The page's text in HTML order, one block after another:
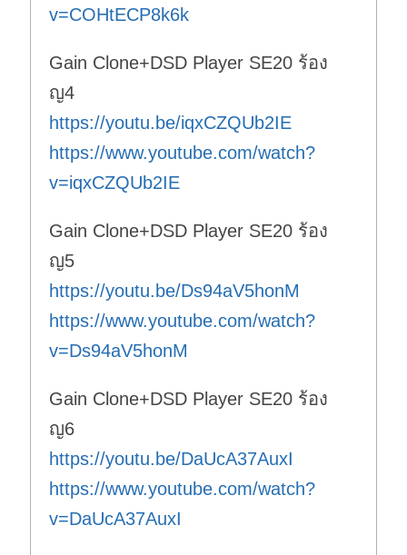
v=COHtECP8k6k
Gain Clone+DSD Player SE20 ร้อง
ญ4
https://youtu.be/iqxCZQUb2IE
https://www.youtube.com/watch?
v=iqxCZQUb2IE
Gain Clone+DSD Player SE20 ร้อง
ญ5
https://youtu.be/Ds94aV5honM
https://www.youtube.com/watch?
v=Ds94aV5honM
Gain Clone+DSD Player SE20 ร้อง
ญ6
https://youtu.be/DaUcA37AuxI
https://www.youtube.com/watch?
v=DaUcA37AuxI